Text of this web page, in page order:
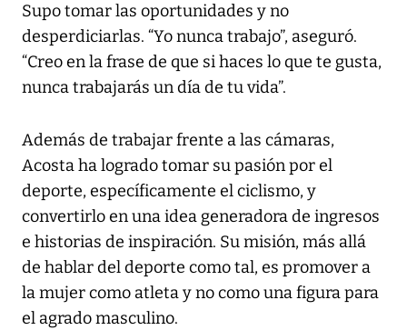
Supo tomar las oportunidades y no
desperdiciarlas. “Yo nunca trabajo”, aseguró.
“Creo en la frase de que si haces lo que te gusta,
nunca trabajarás un día de tu vida”.
Además de trabajar frente a las cámaras,
Acosta ha logrado tomar su pasión por el
deporte, específicamente el ciclismo, y
convertirlo en una idea generadora de ingresos
e historias de inspiración. Su misión, más allá
de hablar del deporte como tal, es promover a
la mujer como atleta y no como una figura para
el agrado masculino.